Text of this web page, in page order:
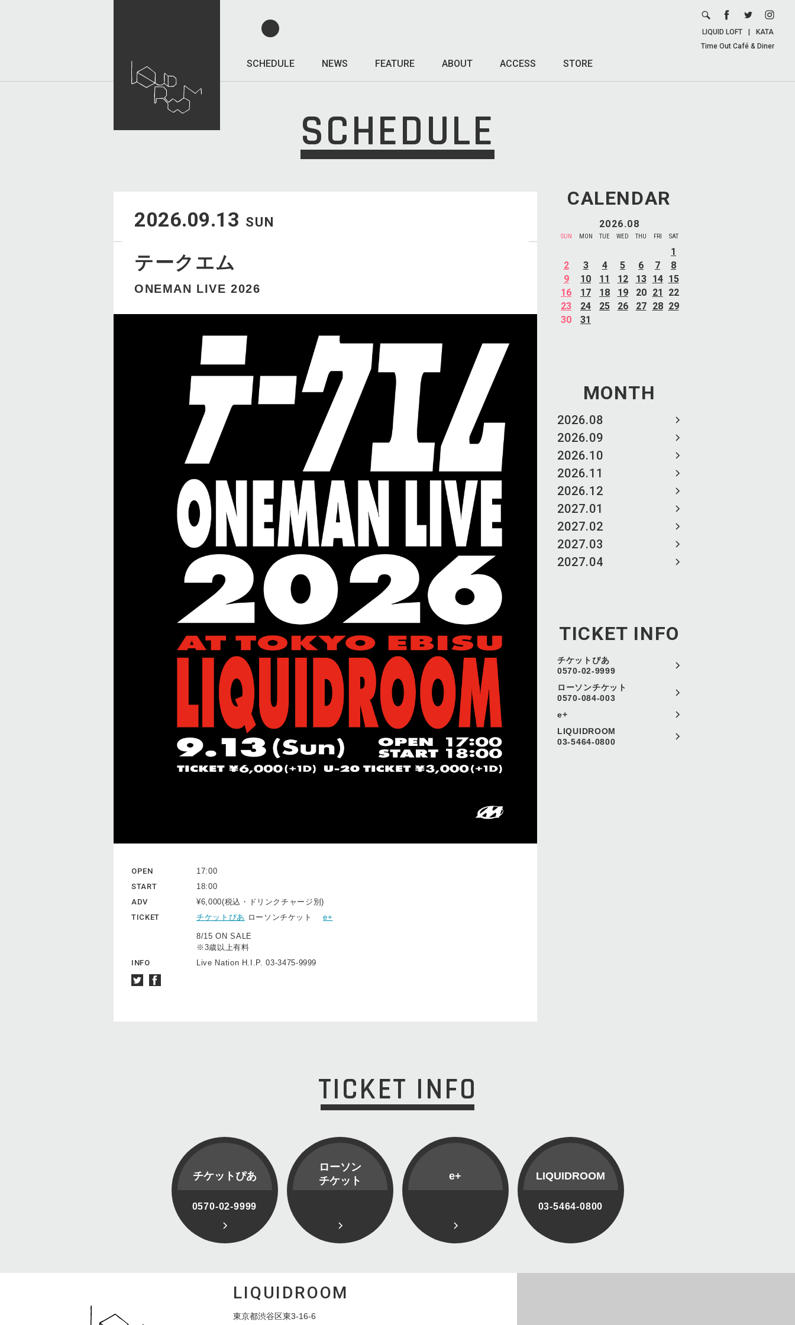
SCHEDULE NEWS FEATURE ABOUT ACCESS STORE
LIQUID LOFT
KATA
Time Out Café & Diner
SCHEDULE
CALENDAR
2026.08
SUN MON TUE WED THU FRI SAT
1
2
3 4 5 6 7
8
9
10 11 12 13 14 15
16
17 18 19 20 21
22
23
24 25 26 27 28 29
30
31
MONTH
2026.08
2026.09
2026.10
2026.11
2026.12
2027.01
2027.02
2027.03
2027.04
TICKET INFO
チケットぴあ
0570-02-9999
ローソンチケット
0570-084-003
e+
LIQUIDROOM
03-5464-0800
2026.09.13 SUN
テークエム
ONEMAN LIVE 2026
OPEN
17:00
START
18:00
ADV
¥6,000(税込・ドリンクチャージ別)
TICKET
チケットぴあ ローソンチケットe+
8/15 ON SALE
※3歳以上有料
INFO
Live Nation H.I.P. 03-3475-9999
TICKET INFO
チケットぴあ
0570-02-9999
ローソン
チケット
e+ LIQUIDROOM
03-5464-0800
LIQUIDROOM
東京都渋谷区東3-16-6